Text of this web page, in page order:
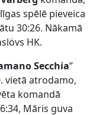
spēlē pieveica
30:26. Nākamā
HK.
Secchia”
vietā atrodamo,
komandā
Māris guva